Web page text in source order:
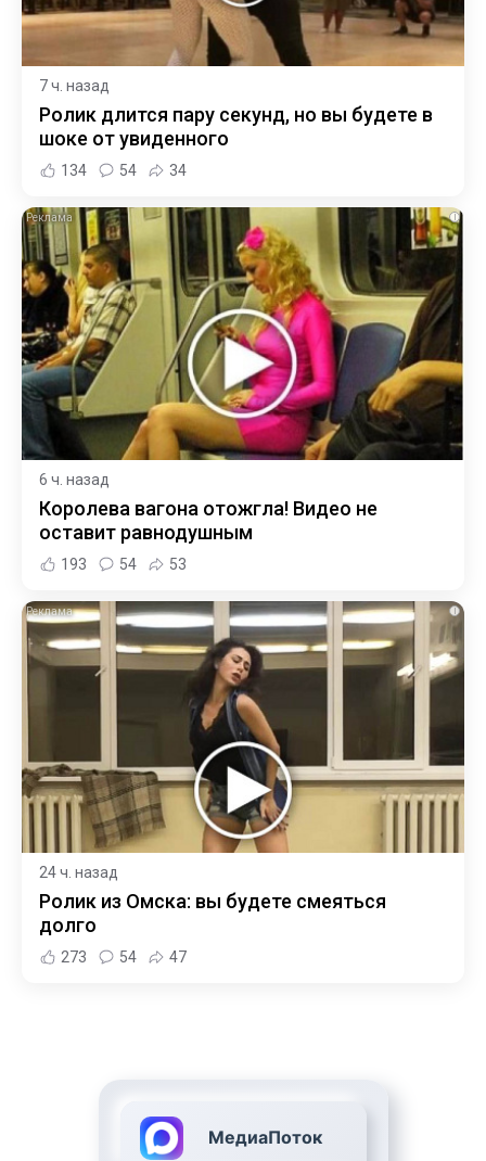
7 ч. назад
Ролик длится пару секунд, но вы будете в
шоке от увиденного
134 54 34
i
6 ч. назад
Королева вагона отожгла! Видео не
оставит равнодушным
193 54 53
i
24 ч. назад
Ролик из Омска: вы будете смеяться
долго
273 54 47
МедиаПоток